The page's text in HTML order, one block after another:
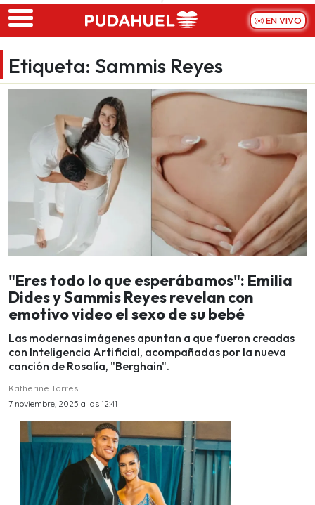
Skip to main content
EN VIVO
Etiqueta: Sammis Reyes
"Eres todo lo que esperábamos": Emilia
Dides y Sammis Reyes revelan con
emotivo video el sexo de su bebé
Las modernas imágenes apuntan a que fueron creadas
con Inteligencia Artificial, acompañadas por la nueva
canción de Rosalía, "Berghain".
Katherine Torres
7 noviembre, 2025 a las 12:41